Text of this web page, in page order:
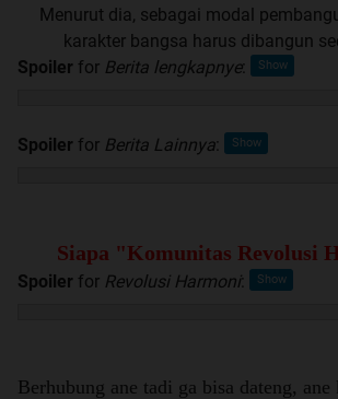
Menurut dia, sebagai modal
karakter bangsa harus dibangun
Spoiler for Berita lengkapnye:
Spoiler for Berita Lainnya:
Siapa "Komunitas Revolusi
Spoiler for Revolusi Harmoni:
Berhubung ane tadi ga bisa dateng,